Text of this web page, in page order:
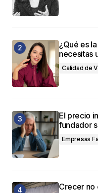
¿Qué es
necesitas
Calidad de
El precio
fundador
Empresas
Crecer no